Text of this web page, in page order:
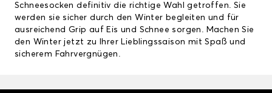
Schneesocken definitiv die richtige Wahl getroffen. Sie
werden sie sicher durch den Winter begleiten und für
ausreichend Grip auf Eis und Schnee sorgen. Machen Sie
den Winter jetzt zu Ihrer Lieblingssaison mit Spaß und
sicherem Fahrvergnügen.